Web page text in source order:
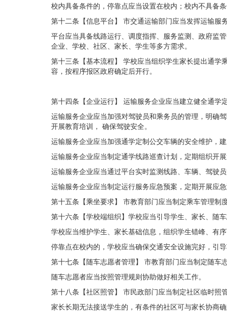
校内具备条件的，停靠点应当设置在校内；校内不具备
第十二条【信息平台】 市交通运输部门应当发挥运输
平台应当具备线路运行、调度指挥、服务监测、政府监
企业、学校、社区、家长、学生等多方需求。
第十三条【基本流程】 学校应当组织学生家长提出通
容， 按程序报区政府确定后开行。
第十四条【企业运行】 运输服务企业应当建立健全通学
运输服务企业应当加强对驾驶员和乘务员的管理，明确
开展教育培训， 确保驾驶安全。
运输服务企业应当加强通学定制公交车辆的安全维护，
运输服务企业应当制定通学线路巡查计划，定期组织开
运输服务企业应当通过平台实时监测线路、车辆、驾驶
运输服务企业应当制定运行服务应急预案，定期开展应
第十五条【乘坐要求】 市教育部门应当制定乘车管理制
第十六条【学校端组织】 学校应当引导学生、家长、随
学校应当维护学生、家长基础信息，组织学生错峰、有
停靠点在校内的，学校应当确保交通安全设施完好，引
第十七条【随车志愿者管理】 市教育部门应当制定随
随车志愿者应当按照管理规则协助做好相关工作。
第十八条【社区照管】 市民政部门应当制定社区临时照
家长长期无法接送学生的，有条件的社区可与家长协商